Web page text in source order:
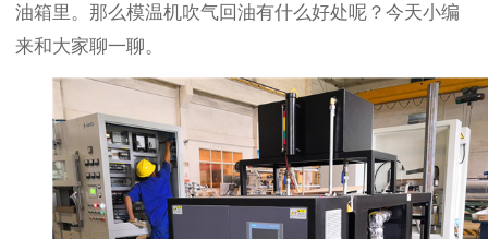
油箱里。那么模温机吹气回油有什么好处呢？今天小编
来和大家聊一聊。